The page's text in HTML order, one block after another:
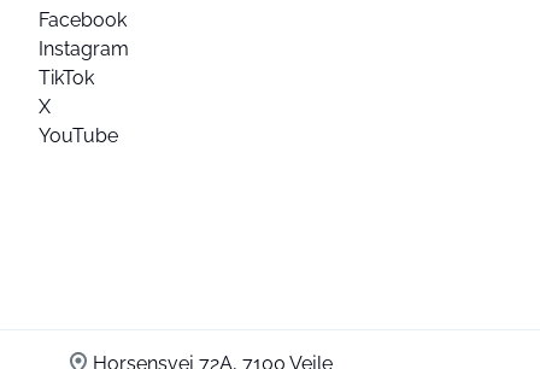
Facebook
Instagram
TikTok
X
YouTube
Horsensvej 72A, 7100 Vejle